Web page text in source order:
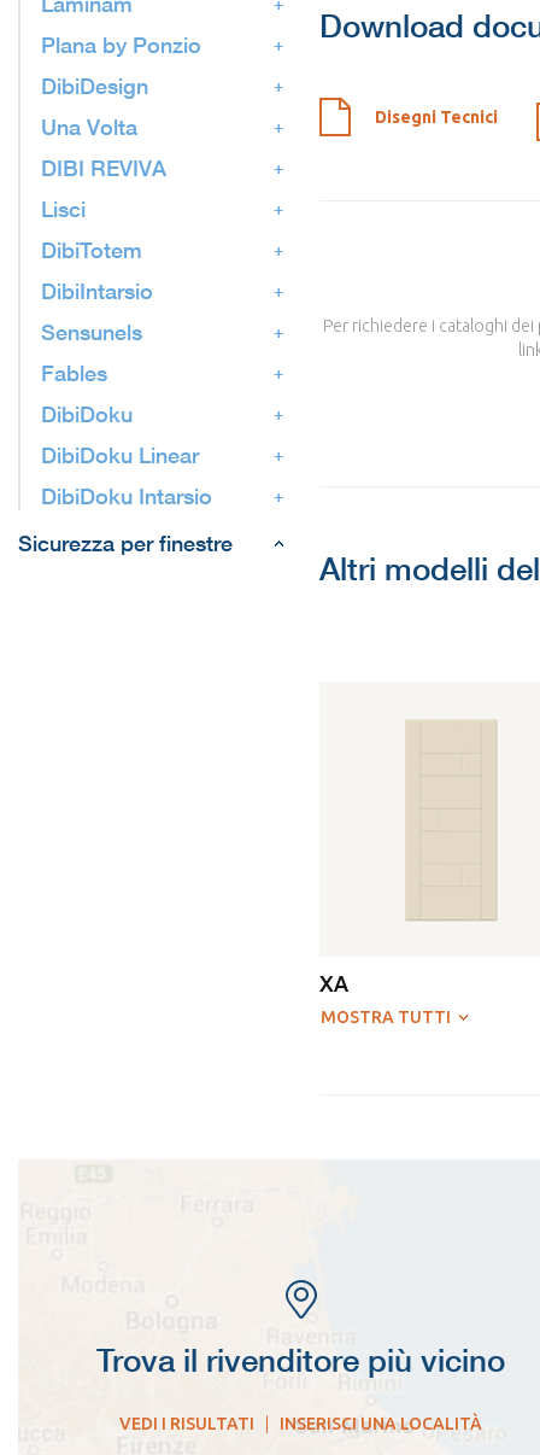
Plana by Ponzio
DibiDesign
Una Volta
DIBI REVIVA
Lisci
DibiTotem
DibiIntarsio
Sensunels
Fables
DibiDoku
DibiDoku Linear
DibiDoku Intarsio
Sicurezza per finestre
Download
Disegni Tecnici
Per richiedere i cataloghi
Altri modelli
XA
MOSTRA TUTTI
Trova il rivenditore più vicino
VEDI I RISULTATI INSERISCI UNA LOCALITÀ